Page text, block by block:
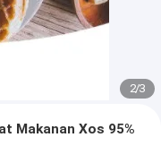
2/3
Makanan Xos 95%